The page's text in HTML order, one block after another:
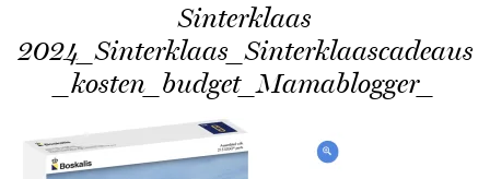
Sinterklaas
2024_Sinterklaas_Sinterklaascadeaus
_kosten_budget_Mamablogger_